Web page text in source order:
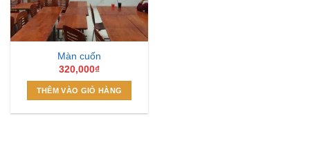
Màn cuốn
320,000₫
THÊM VÀO GIỎ HÀNG